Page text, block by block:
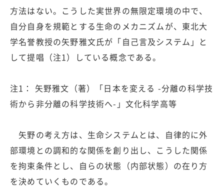
方法はない。こうした実世界の無限定環境の中で、
自分自身を規範とする生命のメカニズムが、東北大
学名誉教授の矢野雅文氏が「自己言及システム」と
して提唱（注1）している概念である。
注1： 矢野雅文（著）「日本を変える -分離の科学技
術から非分離の科学技術へ-」文化科学高等
矢野の考え方は、生命システムとは、自律的に外
部環境との調和的な関係を創り出し、こうした関係
を拘束条件とし、自らの状態（内部状態）の在り方
を決めていくものである。